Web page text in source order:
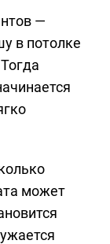
—
в потолке
может